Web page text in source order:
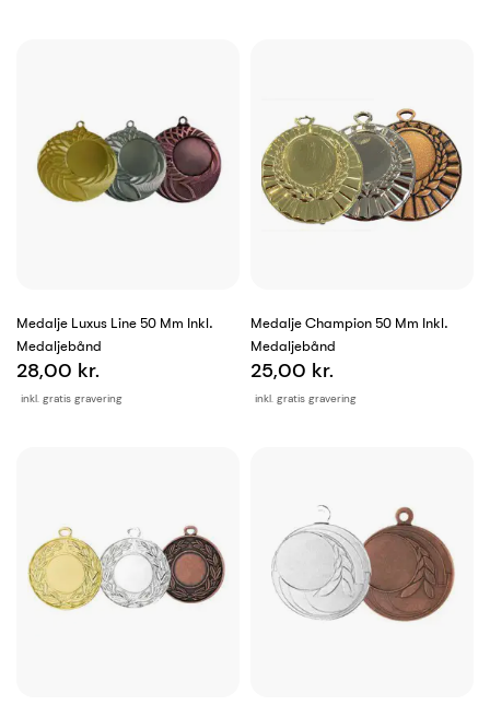
Medalje Luxus Line 50 Mm Inkl.
Medaljebånd
inkl. gratis gravering
28,00 kr.
Medalje Champion 50 Mm Inkl.
Medaljebånd
inkl. gratis gravering
25,00 kr.